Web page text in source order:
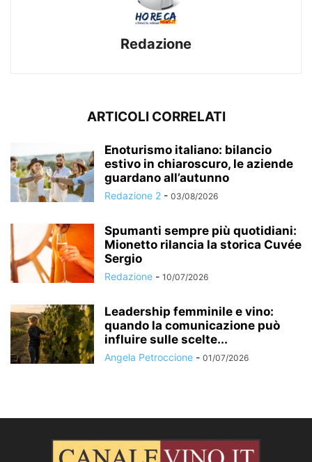
Redazione
ARTICOLI CORRELATI
Enoturismo italiano: bilancio
estivo in chiaroscuro, le aziende
guardano all’autunno
Redazione 2 - 03/08/2026
Spumanti sempre più quotidiani:
Mionetto rilancia la storica Cuvée
Sergio
Redazione - 10/07/2026
Leadership femminile e vino:
quando la comunicazione può
influire sulle scelte...
Angela Petroccione - 01/07/2026